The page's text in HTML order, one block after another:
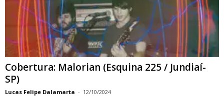
Cobertura: Malorian (Esquina 225 / Jundiaí-
SP)
Lucas Felipe Dalamarta - 12/10/2024